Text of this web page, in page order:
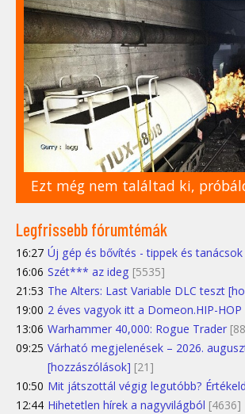
Ezt még nem találtad ki,
Legfrissebb fórumtémák
16:27 Új gép és bővítés - tippek és tanácsok
16:06 Szét*** az ideg [5535]
21:53 The Alters: Last Variable DLC teszt
19:00 2 éves vagyok itt a Domeon.HIP-HOP
13:06 Warhammer 40,000: Rogue Trader
09:25 Várható megjelenések – 2026.
[hozzászólások] [21]
10:50 Mit játszottál végig legutóbb?
12:44 Hihetetlen hírek a nagyvilágból [4636]